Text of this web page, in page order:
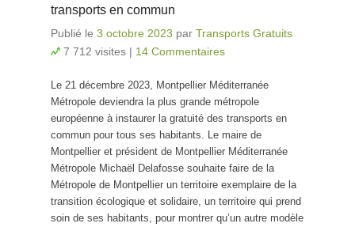
transports en commun
Publié le 3 octobre 2023 par Transports Gratuits
7 712 visites | 14 Commentaires
Le 21 décembre 2023, Montpellier Méditerranée
Métropole deviendra la plus grande métropole
européenne à instaurer la gratuité des transports en
commun pour tous ses habitants. Le maire de
Montpellier et président de Montpellier Méditerranée
Métropole Michaël Delafosse souhaite faire de la
Métropole de Montpellier un territoire exemplaire de la
transition écologique et solidaire, un territoire qui prend
soin de ses habitants, pour montrer qu’un autre modèle